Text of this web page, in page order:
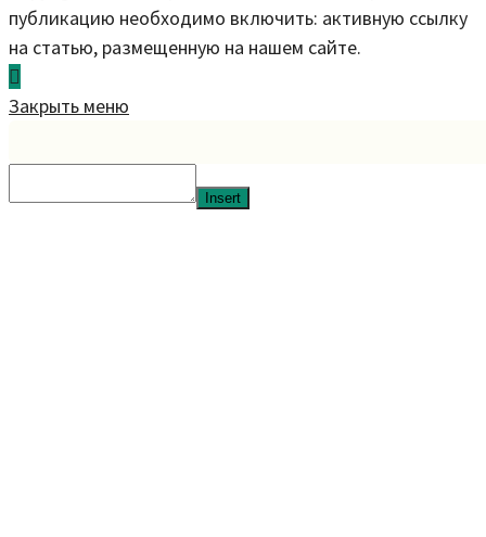
публикацию необходимо включить: активную ссылку
на статью, размещенную на нашем сайте.
Закрыть меню
Insert